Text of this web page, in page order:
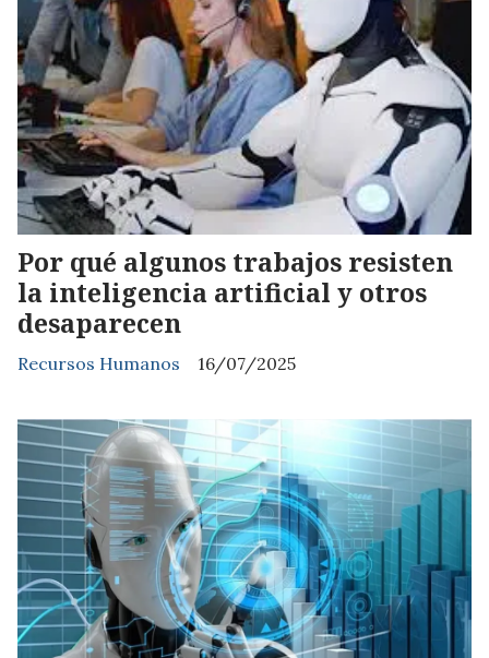
Por qué algunos trabajos resisten
la inteligencia artificial y otros
desaparecen
Recursos Humanos 16/07/2025